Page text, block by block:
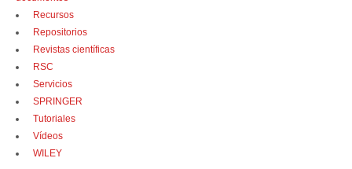
Recursos
Repositorios
Revistas científicas
RSC
Servicios
SPRINGER
Tutoriales
Vídeos
WILEY